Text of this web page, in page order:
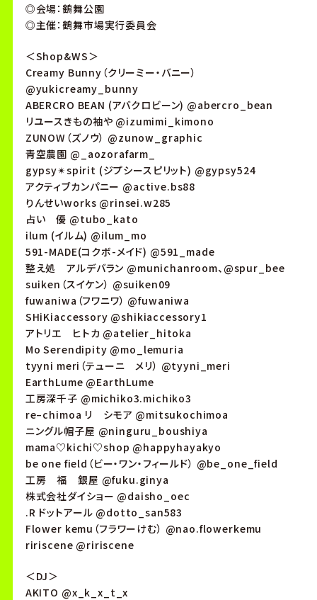
◎会場：鶴舞公園
◎主催：鶴舞市場実行委員会
＜Shop&WS＞
Creamy Bunny（クリーミー・バニー）
@yukicreamy_bunny
ABERCRO BEAN (アバクロビーン) @abercro_bean
リユースきもの袖や @izumimi_kimono
ZUNOW（ズノウ） @zunow_graphic
青空農園 @_aozorafarm_
gypsy✴︎spirit (ジプシースピリット) @gypsy524
アクティブカンパニー @active.bs88
りんせいworks @rinsei.w285
占い 優 @tubo_kato
ilum (イルム) @ilum_mo
591-MADE(コクボ-メイド) @591_made
整え処 アルデバラン @munichanroom、@spur_bee
suiken（スイケン） @suiken09
fuwaniwa（フワニワ） @fuwaniwa
SHiKiaccessory @shikiaccessory1
アトリエ ヒトカ @atelier_hitoka
Mo Serendipity @mo_lemuria
tyyni meri（テューニ メリ） @tyyni_meri
EarthLume @EarthLume
工房深千子 @michiko3.michiko3
re–chimoa リ シモア @mitsukochimoa
ニングル帽子屋 @ninguru_boushiya
mama♡kichi♡shop @happyhayakyo
be one field（ビー・ワン・フィールド） @be_one_field
工房 福 銀屋 @fuku.ginya
株式会社ダイショー @daisho_oec
.R ドットアール @dotto_san583
Flower kemu（フラワーけむ） @nao.flowerkemu
ririscene @ririscene
＜DJ＞
AKITO @x_k_x_t_x